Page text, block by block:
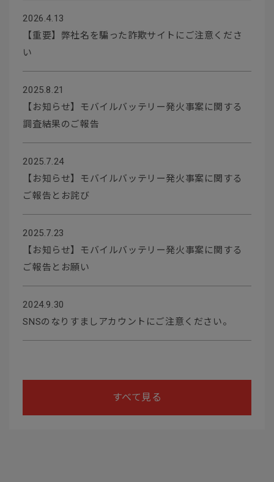
2026.4.13
【重要】弊社名を騙った詐欺サイトにご注意くださ
い
2025.8.21
【お知らせ】モバイルバッテリー発火事案に関する
調査結果のご報告
2025.7.24
【お知らせ】モバイルバッテリー発火事案に関する
ご報告とお詫び
2025.7.23
【お知らせ】モバイルバッテリー発火事案に関する
ご報告とお願い
2024.9.30
SNSのなりすましアカウントにご注意ください。
すべて見る